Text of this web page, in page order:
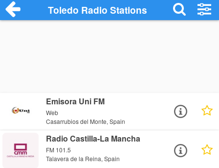
Toledo Radio Stations
Emisora Uni FM
Web
Casarrubios del Monte, Spain
Radio Castilla-La Mancha
FM 101.5
Talavera de la Reina, Spain